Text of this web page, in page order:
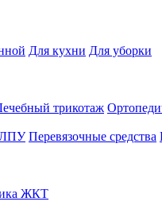
Для кухни Для уборки
трикотаж
ЛПУ Перевязочные средства
ЖКТ